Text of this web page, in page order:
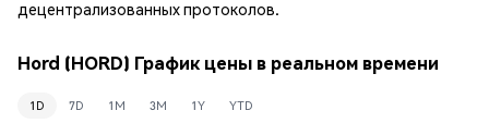
децентрализованных протоколов.
Hord (HORD) График цены в реальном времени
1D 7D 1M 3M 1Y YTD